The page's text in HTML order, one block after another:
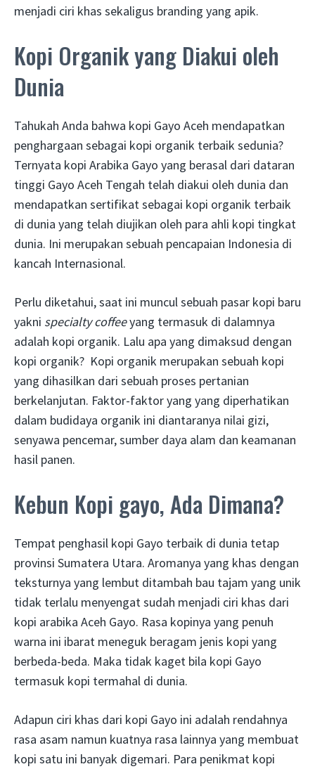
menjadi ciri khas sekaligus branding yang apik.
Kopi Organik yang Diakui oleh
Dunia
Tahukah Anda bahwa kopi Gayo Aceh mendapatkan
penghargaan sebagai kopi organik terbaik sedunia?
Ternyata kopi Arabika Gayo yang berasal dari dataran
tinggi Gayo Aceh Tengah telah diakui oleh dunia dan
mendapatkan sertifikat sebagai kopi organik terbaik
di dunia yang telah diujikan oleh para ahli kopi tingkat
dunia. Ini merupakan sebuah pencapaian Indonesia di
kancah Internasional.
Perlu diketahui, saat ini muncul sebuah pasar kopi baru
yakni specialty coffeeyang termasuk di dalamnya
adalah kopi organik. Lalu apa yang dimaksud dengan
kopi organik? Kopi organik merupakan sebuah kopi
yang dihasilkan dari sebuah proses pertanian
berkelanjutan. Faktor-faktor yang yang diperhatikan
dalam budidaya organik ini diantaranya nilai gizi,
senyawa pencemar, sumber daya alam dan keamanan
hasil panen.
Kebun Kopi gayo, Ada Dimana?
Tempat penghasil kopi Gayo terbaik di dunia tetap
provinsi Sumatera Utara. Aromanya yang khas dengan
teksturnya yang lembut ditambah bau tajam yang unik
tidak terlalu menyengat sudah menjadi ciri khas dari
kopi arabika Aceh Gayo. Rasa kopinya yang penuh
warna ini ibarat meneguk beragam jenis kopi yang
berbeda-beda. Maka tidak kaget bila kopi Gayo
termasuk kopi termahal di dunia.
Adapun ciri khas dari kopi Gayo ini adalah rendahnya
rasa asam namun kuatnya rasa lainnya yang membuat
kopi satu ini banyak digemari. Para penikmat kopi